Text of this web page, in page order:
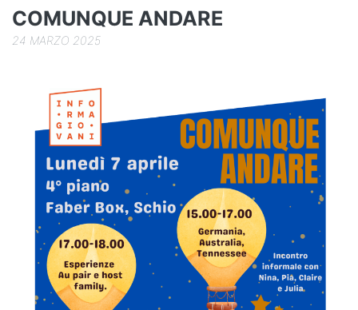
COMUNQUE ANDARE
24 MARZO 2025